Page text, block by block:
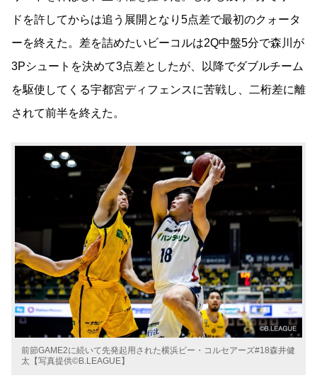
ドを許してからは追う展開となり5点差で最初のクォータ
ーを終えた。 差を詰めたいビーコルは2Q中盤5分で森川が
3Pシュートを決めて3点差としたが、以降でダブルチーム
を駆使してくる宇都宮ディフェンスに苦戦し、二桁差に離
されて前半を終えた。
前節GAME2に続いて先発起用された横浜ビー・コルセアーズ#18森井健
太【写真提供©B.LEAGUE】